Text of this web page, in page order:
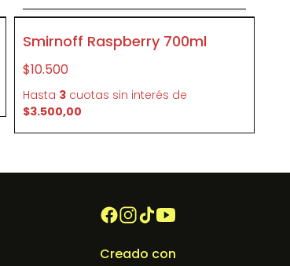
P081
Smirnoff Raspberry 700ml
$10.500
Hasta 3 cuotas sin interés de
$3.500,00
Creado con